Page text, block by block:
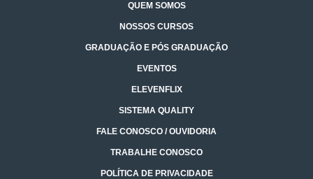
QUEM SOMOS
NOSSOS CURSOS
GRADUAÇÃO E PÓS GRADUAÇÃO
EVENTOS
ELEVENFLIX
SISTEMA QUALITY
FALE CONOSCO / OUVIDORIA
TRABALHE CONOSCO
POLÍTICA DE PRIVACIDADE